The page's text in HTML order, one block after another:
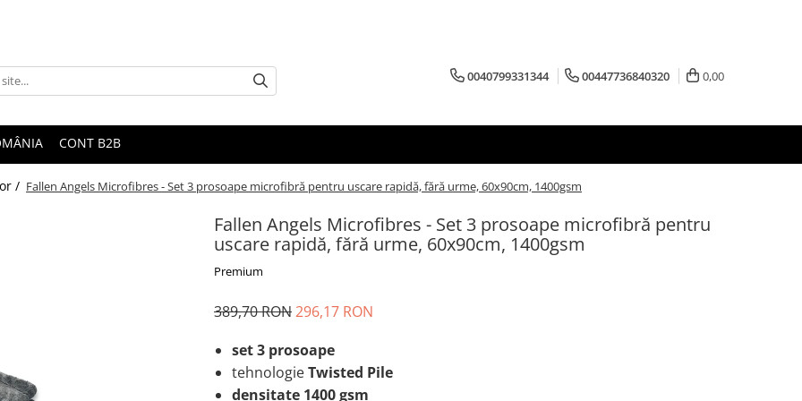
0040799331344 00447736840320 0,00
CONT B2B
/ Fallen Angels Microfibres - Set 3 prosoape microfibră pentru uscare rapidă, fără urme, 60x90cm, 1400gsm
Fallen Angels Microfibres - Set 3 prosoape microfibră pentru
uscare rapidă, fără urme, 60x90cm, 1400gsm
Premium
389,70 RON296,17 RON
set 3 prosoape
tehnologieTwisted Pile
densitate 1400 gsm